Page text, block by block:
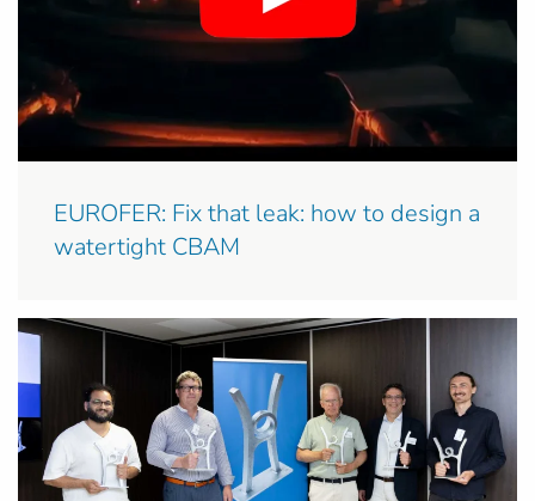
EUROFER: Fix that leak: how to design a
watertight CBAM